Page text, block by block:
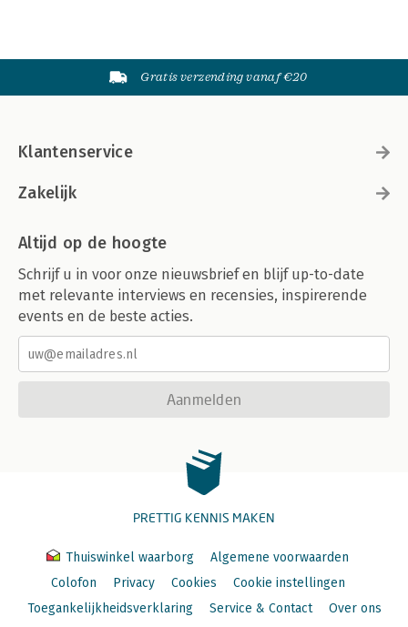
Gratis verzending vanaf €20
Klantenservice
Zakelijk
Altijd op de hoogte
Schrijf u in voor onze nieuwsbrief en blijf up-to-date
met relevante interviews en recensies, inspirerende
events en de beste acties.
Aanmelden
PRETTIG KENNIS MAKEN
Thuiswinkel waarborg
Algemene voorwaarden
Colofon
Privacy Cookies
Cookie instellingen
Toegankelijkheidsverklaring
Service & Contact Over ons